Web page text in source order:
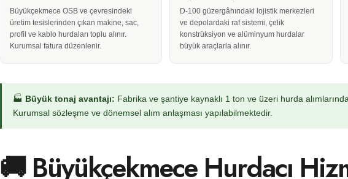
Büyükçekmece OSB ve çevresindeki
üretim tesislerinden çıkan makine, sac,
profil ve kablo hurdaları toplu alınır.
Kurumsal fatura düzenlenir.
D-100 güzergâhındaki lojistik merkezleri
ve depolardaki raf sistemi, çelik
konstrüksiyon ve alüminyum hurdalar
büyük araçlarla alınır.
🏭 Büyük tonaj avantajı: Fabrika ve şantiye kaynaklı 1 ton ve üzeri hurda
Kurumsal sözleşme ve dönemsel alım anlaşması yapılabilmektedir.
🚚 Büyükçekmece Hurdacı